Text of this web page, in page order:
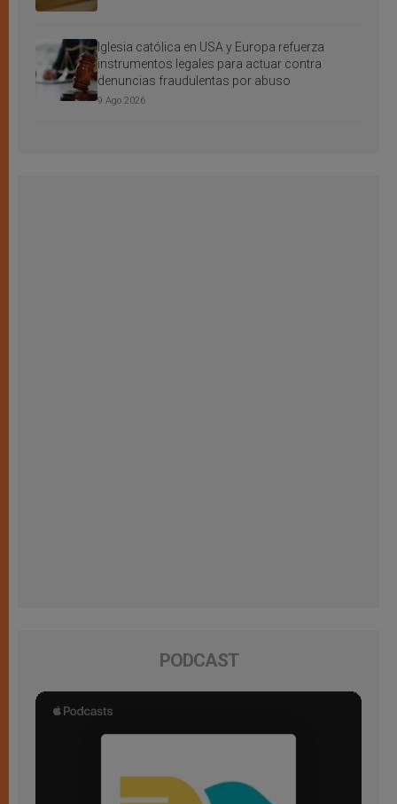
Iglesia católica en USA y Europa refuerza
instrumentos legales para actuar contra
denuncias fraudulentas por abuso
9 Ago 2026
PODCAST